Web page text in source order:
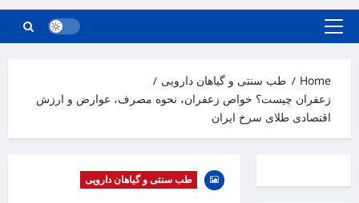
Primary
Home
طب سنتی و گیاهان دارویی
زعفران چیست؟ خواص زعفران، نحوه مصرف، عوارض و ارزش
اقتصادی طلای سرخ ایران
طب سنتی و گیاهان دارویی